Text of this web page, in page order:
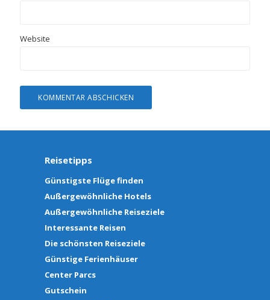
Website
Reisetipps
Günstigste Flüge finden
Außergewöhnliche Hotels
Außergewöhnliche Reiseziele
Interessante Reisen
Die schönsten Reiseziele
Günstige Ferienhäuser
Center Parcs
Gutschein